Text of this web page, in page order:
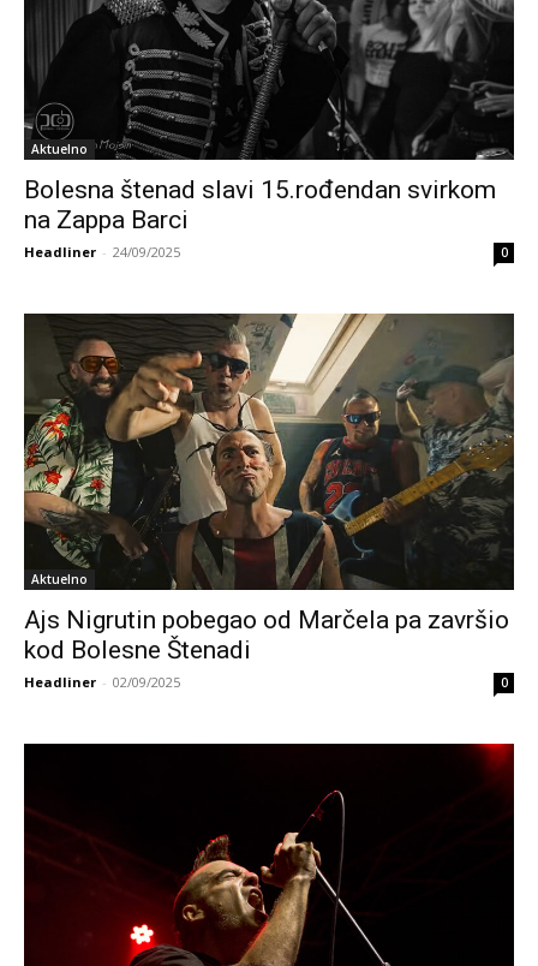
Aktuelno
Bolesna štenad slavi 15.rođendan svirkom
na Zappa Barci
Headliner - 24/09/2025 0
Aktuelno
Ajs Nigrutin pobegao od Marčela pa završio
kod Bolesne Štenadi
Headliner - 02/09/2025 0